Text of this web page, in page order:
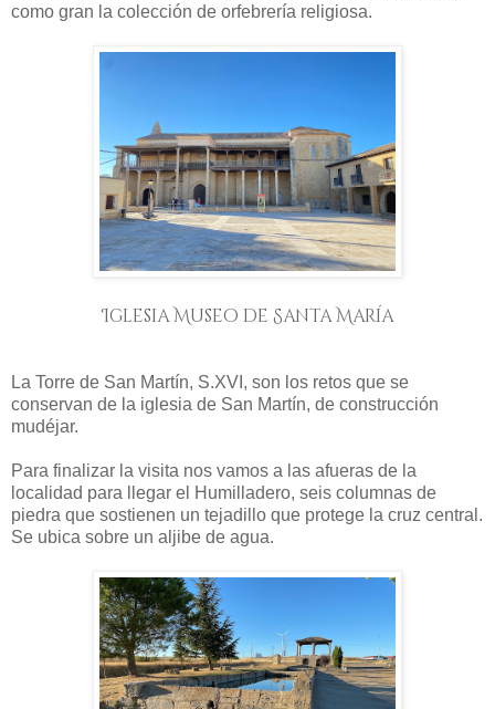
como gran la colección de orfebrería religiosa.
Iglesia Museo de Santa María
La Torre de San Martín, S.XVI, son los retos que se
conservan de la iglesia de San Martín, de construcción
mudéjar.
Para finalizar la visita nos vamos a las afueras de la
localidad para llegar el Humilladero, seis columnas de
piedra que sostienen un tejadillo que protege la cruz central.
Se ubica sobre un aljibe de agua.